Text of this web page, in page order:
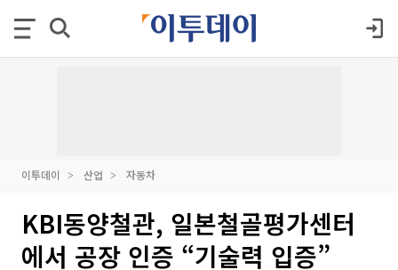
이투데이 산업 자동차
KBI동양철관, 일본철골평가센터
에서 공장 인증 “기술력 입증”